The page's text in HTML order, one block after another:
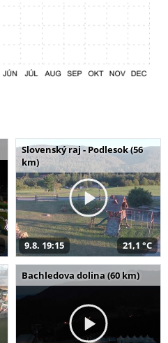
Slovenský raj - Podlesok (56
km)
9.8. 19:15 21,1 °C
Bachledova dolina (60 km)